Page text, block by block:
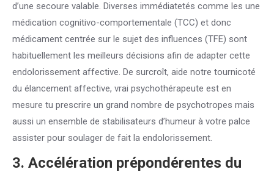
d’une secoure valable. Diverses immédiatetés comme les une
médication cognitivo-comportementale (TCC) et donc
médicament centrée sur le sujet des influences (TFE) sont
habituellement les meilleurs décisions afin de adapter cette
endolorissement affective. De surcroît, aide notre tournicoté
du élancement affective, vrai psychothérapeute est en
mesure tu prescrire un grand nombre de psychotropes mais
aussi un ensemble de stabilisateurs d’humeur à votre palce
assister pour soulager de fait la endolorissement.
3. Accélération prépondérentes du